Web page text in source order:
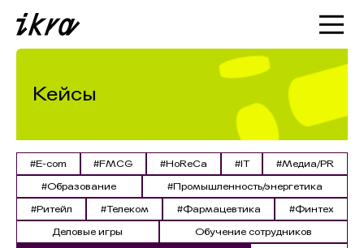
Познакомиться с ИКРОЙ
Кейсы
#E-com #FMCG #HoReCa #IT
#Медиа/PR
#Образование
#Промышленность/энергетика
#Ритейл
#Телеком #Фармацевтика
#Финтех
Деловые игры
Обучение сотрудников